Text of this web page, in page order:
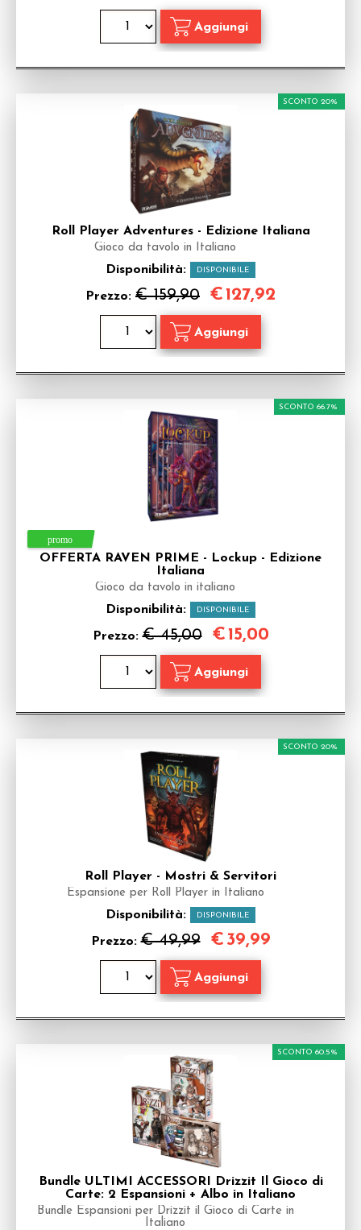
Roll Player Adventures - Edizione Italiana
Gioco da tavolo in Italiano
Disponibilità: DISPONIBILE
Prezzo: € 159,90
SCONTO 20%
€127,92
OFFERTA RAVEN PRIME - Lockup - Edizione
Italiana
Gioco da tavolo in italiano
Disponibilità: DISPONIBILE
Prezzo:€ 45,00
SCONTO 66.7%
€15,00
Roll Player - Mostri & Servitori
Espansione per Roll Player in Italiano
Disponibilità: DISPONIBILE
Prezzo:€ 49,99
SCONTO 20%
€ 39,99
Bundle ULTIMI ACCESSORI Drizzit Il Gioco di
Carte: 2 Espansioni + Albo in Italiano
Bundle Espansioni per Drizzit il Gioco di Carte in
Italiano
SCONTO 60.5%